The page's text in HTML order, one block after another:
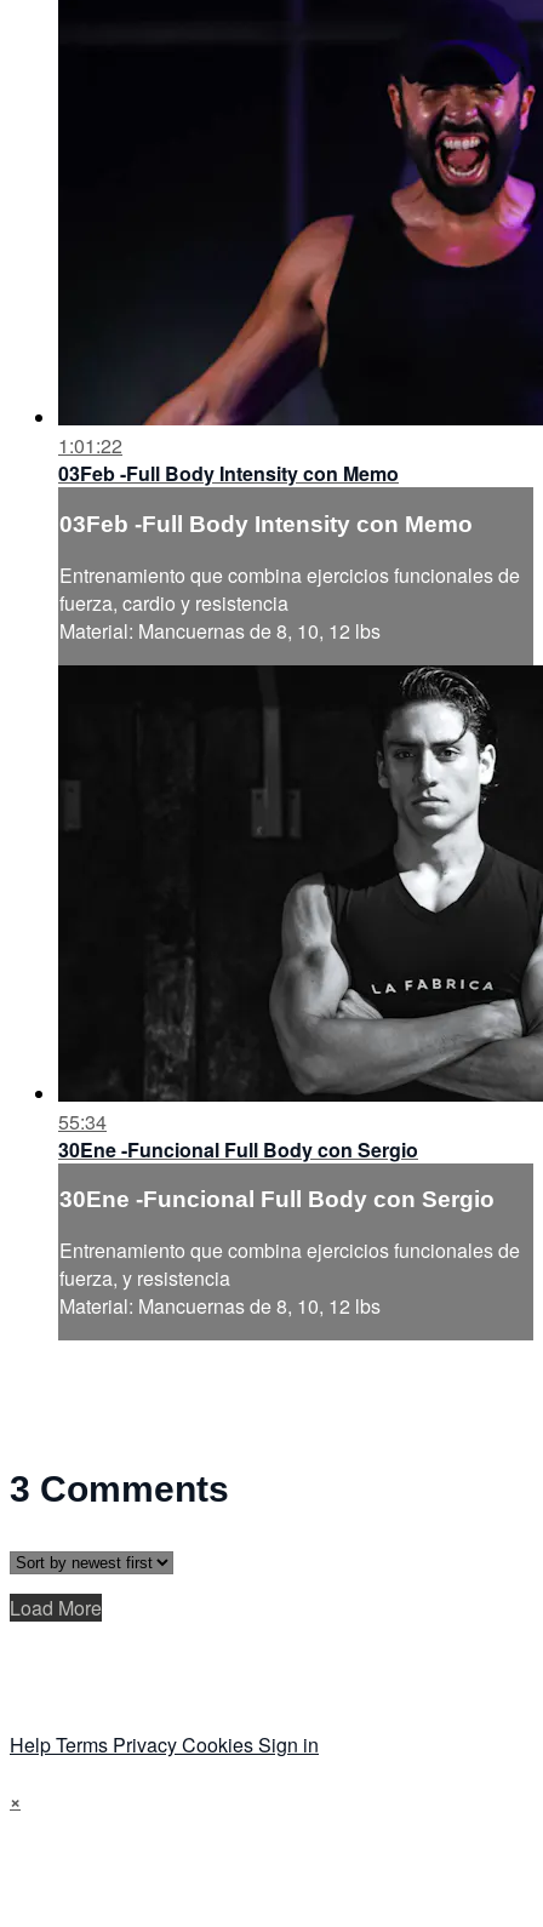
1:01:22
03Feb -Full Body Intensity con Memo
03Feb -Full Body Intensity con Memo
Entrenamiento que combina ejercicios funcionales de
fuerza, cardio y resistencia
Material: Mancuernas de 8, 10, 12 lbs
55:34
30Ene -Funcional Full Body con Sergio
30Ene -Funcional Full Body con Sergio
Entrenamiento que combina ejercicios funcionales de
fuerza, y resistencia
Material: Mancuernas de 8, 10, 12 lbs
3 Comments
Load More
HelpTerms PrivacyCookiesSign in
×